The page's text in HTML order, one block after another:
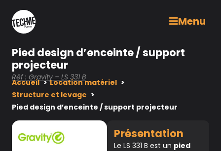
Menu
Pied design d’enceinte / support
projecteur
Réf : Gravity – LS 331 B
Accueil
Location matériel
Structure et levage
Pied design d’enceinte / support projecteur
Présentation
Le LS 331 B est un pied